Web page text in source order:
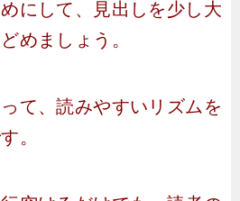
にして、見出しを少し大
めましょう。
て、読みやすいリズムを
。